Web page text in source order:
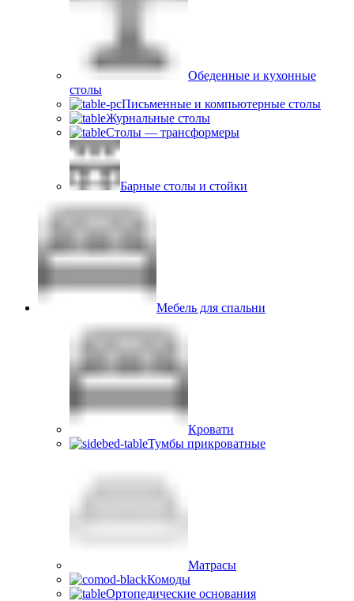
Обеденные и кухонные
столы
Письменные и компьютерные столы
Журнальные столы
Столы — трансформеры
Барные столы и стойки
Мебель для спальни
Кровати
Тумбы прикроватные
Матрасы
Комоды
Ортопедические основания